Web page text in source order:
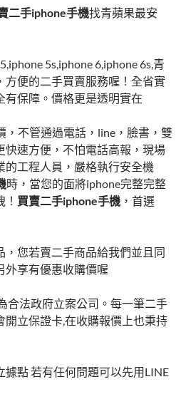
二手iphone手機找青蘋果最安
5s,iphone 6,iphone 6s,青
方便的二手買賣服務喔！全省實
保障。價格更是透明實在
，不管通過電話，line，臉書，雙
快速方便，不怕電話高報，現場
工程人員，嚴格執行安全機
時，當您的面將iphone完整完整
買賣二手iphone手機 ，首選
，您若賣二手商品給我們並且同
外享有優惠收購價喔
合法政府立案公司。每一筆二手
開立保證卡,在收購報價上也秉持
點 若有任何問題可以先用LINE